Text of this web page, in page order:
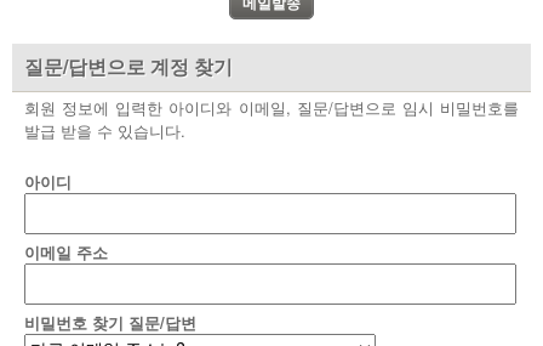
질문/답변으로 계정 찾기
회원 정보에 입력한 아이디와 이메일, 질문/답변으로 임시 비밀번호를
발급 받을 수 있습니다.
아이디
이메일 주소
비밀번호 찾기 질문/답변
- 전국 노동상담소 안내
자료
부설기관
업무